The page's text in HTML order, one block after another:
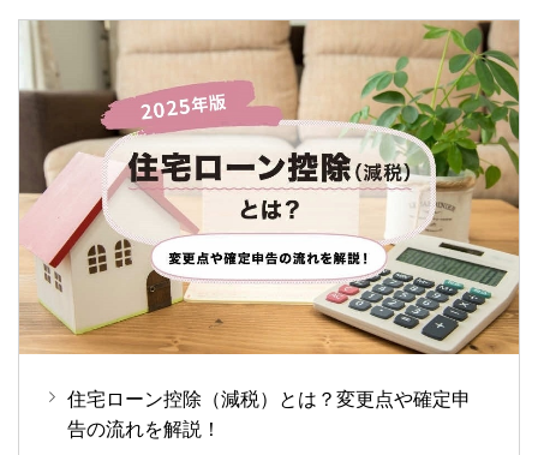
住宅ローン控除（減税）とは？変更点や確定申
告の流れを解説！